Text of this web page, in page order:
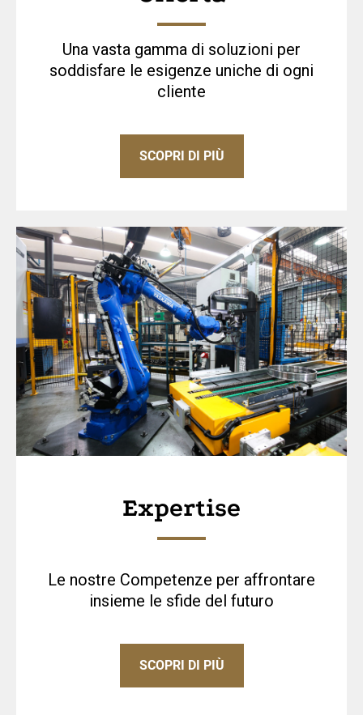
Una vasta gamma di soluzioni per
soddisfare le esigenze uniche di ogni
cliente
SCOPRI DI PIÙ
Expertise
Le nostre Competenze per affrontare
insieme le sfide del futuro
SCOPRI DI PIÙ